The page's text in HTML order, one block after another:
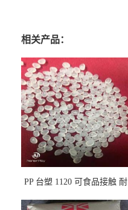
相关产品：
PP 台塑 1120 可食品接触 耐